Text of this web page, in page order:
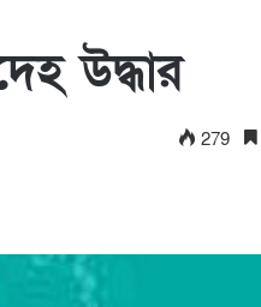
উদ্ধার
279